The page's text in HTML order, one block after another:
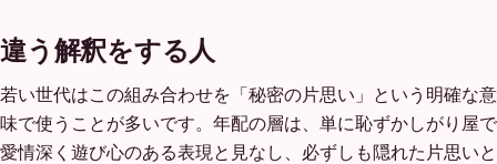
違う解釈をする人
若い世代はこの組み合わせを「秘密の片思い」という明確な意
味で使うことが多いです。年配の層は、単に恥ずかしがり屋で
愛情深く遊び心のある表現と見なし、必ずしも隠れた片思いと